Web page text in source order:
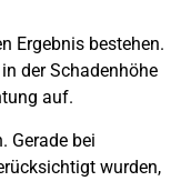
Ergebnis bestehen.
der Schadenhöhe
auf.
Gerade bei
wurden,